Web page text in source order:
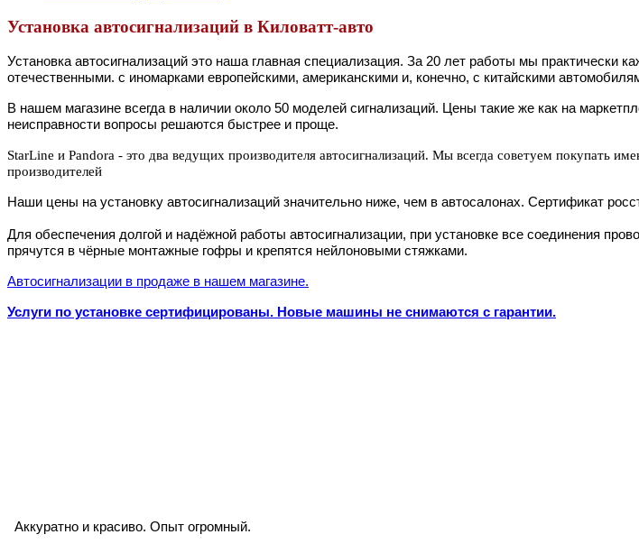
Установка автосигнализаций в Киловатт-авто
Установка автосигнализаций это наша главная специализация. За 20 лет работы мы
отечественными. с иномарками европейскими, американскими и, конечно, с китайскими
В нашем магазине всегда в наличии около 50 моделей сигнализаций. Цены такие же как на
неисправности вопросы решаются быстрее и проще.
StarLine и Pandora - это два ведущих производителя автосигнализаций. Мы всегда советуем покупать
производителей
Наши цены на установку автосигнализаций значительно ниже, чем в автосалонах. Сертификат
Для обеспечения долгой и надёжной работы автосигнализации, при установке все соединения
прячутся в чёрные монтажные гофры и крепятся нейлоновыми стяжками.
Автосигнализации в продаже в нашем магазине.
Услуги по установке сертифицированы. Новые машины не снимаются с гарантии.
Аккуратно и красиво. Опыт огромный.